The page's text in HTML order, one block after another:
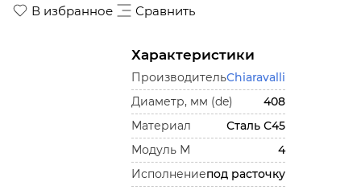
В избранное Сравнить
Характеристики
ПроизводительChiaravalli
Диаметр, мм (de)
408
Материал
Сталь С45
Модуль М
4
Исполнениепод расточку